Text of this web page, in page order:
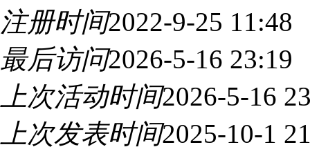
注册时间2022-9-25 11:48
最后访问2026-5-16 23:19
上次活动时间2026-5-16
上次发表时间2025-10-1